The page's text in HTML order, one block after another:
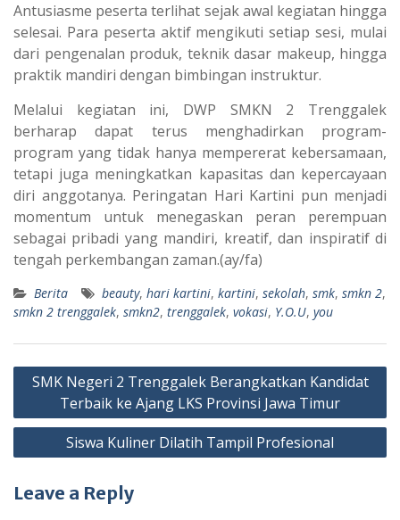
Antusiasme peserta terlihat sejak awal kegiatan hingga
selesai. Para peserta aktif mengikuti setiap sesi, mulai
dari pengenalan produk, teknik dasar makeup, hingga
praktik mandiri dengan bimbingan instruktur.
Melalui kegiatan ini, DWP SMKN 2 Trenggalek
berharap dapat terus menghadirkan program-
program yang tidak hanya mempererat kebersamaan,
tetapi juga meningkatkan kapasitas dan kepercayaan
diri anggotanya. Peringatan Hari Kartini pun menjadi
momentum untuk menegaskan peran perempuan
sebagai pribadi yang mandiri, kreatif, dan inspiratif di
tengah perkembangan zaman.(ay/fa)
Berita beauty, hari kartini, kartini, sekolah, smk, smkn 2,
smkn 2 trenggalek, smkn2, trenggalek, vokasi, Y.O.U, you
Post
navigation
SMK Negeri 2 Trenggalek Berangkatkan Kandidat
Terbaik ke Ajang LKS Provinsi Jawa Timur
Siswa Kuliner Dilatih Tampil Profesional
Leave a Reply